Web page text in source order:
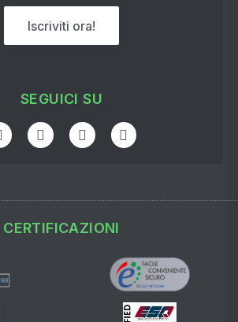
Iscriviti ora!
SEGUICI SU
CERTIFICAZIONI